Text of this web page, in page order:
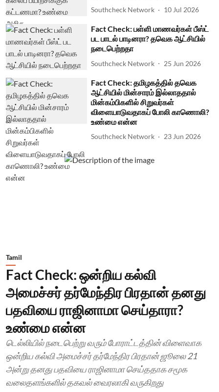
Southcheck Network 10 Jul 2026
Fact Check: பள்ளி மாணவர்கள் பீஸ்ட்
பட பாடல் பாடினரா? தவெக ஆட்சியில்
நடைபெற்றதா
Southcheck Network 25 Jun 2026
Fact Check: தமிழகத்தில் தவெக
ஆட்சியில் மின்சாரம் இல்லாததால்
மின்கம்பிகளில் சிறுவர்கள்
விளையாடுவதாகப் போலி காணொலி?
உண்மை என்ன
Southcheck Network 23 Jun 2026
Tamil
Fact Check: ஒன்றிய கல்வி
அமைச்சர் தர்மேந்திர பிரதான் தனது
பதவியை ராஜினாமா செய்தாரா?
உண்மை என்ன
டெல்லியில் நடைபெற்று வரும் போராட்டத்தின் விளைவாக
ஒன்றிய கல்வி அமைச்சர் தர்மேந்திர பிரதான் ஜூலை 21
அன்று தனது பதவியை ராஜினாமா செய்ததாக சமூக
வலைதளங்களில் தகவல் வைரலாகி வருகிறது